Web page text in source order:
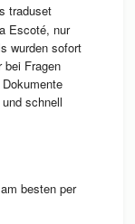
traduset
Escoté, nur
wurden sofort
bei Fragen
schnell
besten per